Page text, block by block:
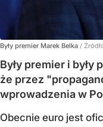
Były premier Marek Belka /
Były premier i były
że przez
wprowadzenia w
Obecnie euro jest